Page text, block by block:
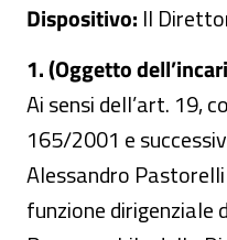
Dispositivo: Il
1. (Oggetto
Ai sensi dell’art. 19,
165/2001 e
Alessandro
funzione dirigenziale